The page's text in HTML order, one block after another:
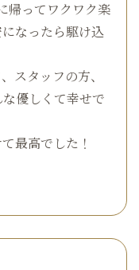
帰ってワクワク楽
なったら駆け込
スタッフの方、
優しくて幸せで
最高でした！